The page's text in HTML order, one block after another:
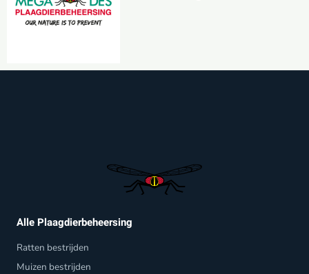
Alle Plaagdierbeheersing
Ratten bestrijden
Muizen bestrijden